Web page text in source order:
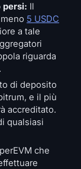
persi: Il
5 USDC
a tale
riguarda
di deposito
e il più
accreditato.
qualsiasi
che